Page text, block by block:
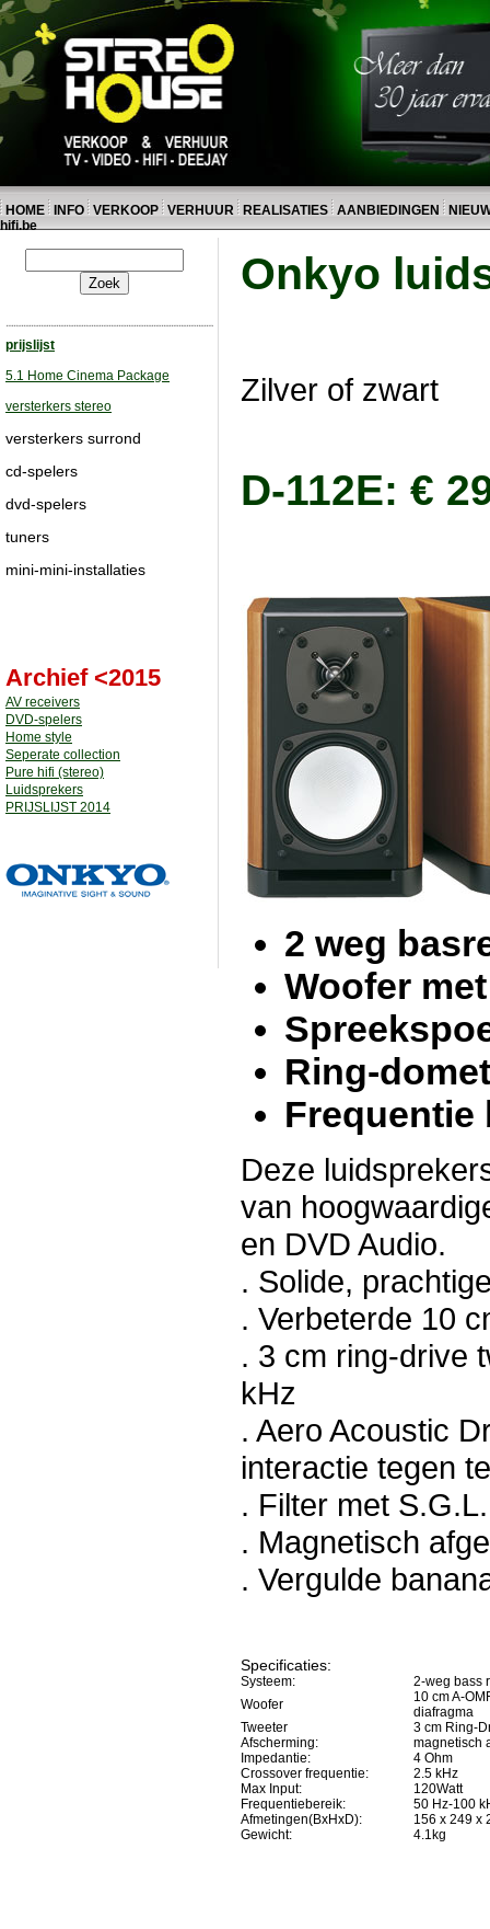
HOME INFO VERKOOP VERHUUR REALISATIES AANBIEDINGEN
hifi.be
prijslijst
5.1 Home Cinema Package
versterkers stereo
versterkers surrond
cd-spelers
dvd-spelers
tuners
mini-mini-installaties
Archief <2015
AV receivers
DVD-spelers
Home style
Seperate collection
Pure hifi (stereo)
Luidsprekers
PRIJSLIJST 2014
Onkyo
Zilver of zwart
D-112E: €
2 weg
Woofer
Ring-
Frequentie
Deze
van
en DVD Audio.
. Solide,
. Verbeterde 10
. 3 cm ring-drive
kHz
. Aero Acoustic
interactie tegen
. Filter met
. Magnetisch
. Vergulde
Specificaties:
Systeem:
2-weg bass
Woofer
10 cm A-
diafragma
Tweeter
3 cm Ring-
Afscherming:
magnetisch
Impedantie:
4 Ohm
Crossover frequentie:
2.5 kHz
Max Input:
120Watt
Frequentiebereik:
50 Hz-100
Afmetingen(BxHxD):
156 x 249 x
Gewicht:
4.1kg